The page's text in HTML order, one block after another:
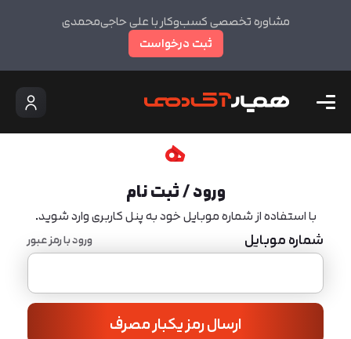
مشاوره تخصصی کسب‌وکار با علی حاجی‌محمدی
ثبت درخواست
ورود / ثبت نام
با استفاده از شماره موبایل خود به پنل کاربری وارد شوید.
شماره موبایل ورود با رمز عبور
ارسال رمز یکبار مصرف